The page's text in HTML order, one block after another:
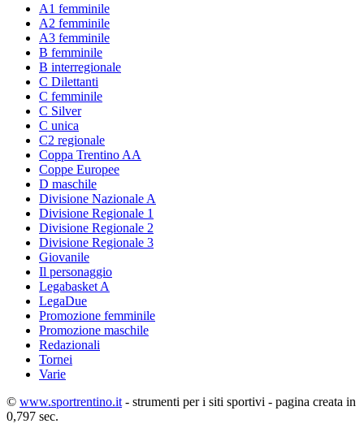
A1 femminile
A2 femminile
A3 femminile
B femminile
B interregionale
C Dilettanti
C femminile
C Silver
C unica
C2 regionale
Coppa Trentino AA
Coppe Europee
D maschile
Divisione Nazionale A
Divisione Regionale 1
Divisione Regionale 2
Divisione Regionale 3
Giovanile
Il personaggio
Legabasket A
LegaDue
Promozione femminile
Promozione maschile
Redazionali
Tornei
Varie
© www.sportrentino.it - strumenti per i siti sportivi - pagina creata in
0,797 sec.